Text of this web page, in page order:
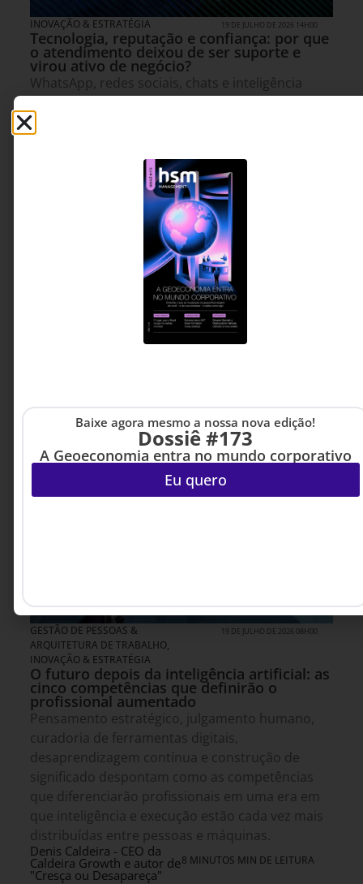
INOVAÇÃO & ESTRATÉGIA 19 DE JULHO DE 2026 14H00
Tecnologia, reputação e confiança: por que
o atendimento deixou de ser suporte e
virou ativo de negócio?
WhatsApp, redes sociais, chats e inteligência
artificial mudaram a forma como as empresas se
relacionam com seus clientes. O desafio agora
não é apenas responder mais rápido, mas
transformar cada interação em uma
oportunidade de fortalecer confiança, reputação
Edson Alves - CEO da
3 MINUTOS MIN DE LEITURA
GESTÃO DE PESSOAS &
ARQUITETURA DE TRABALHO,
INOVAÇÃO & ESTRATÉGIA
19 DE JULHO DE 2026 08H00
O futuro depois da inteligência artificial: as
cinco competências que definirão o
profissional aumentado
Pensamento estratégico, julgamento humano,
curadoria de ferramentas digitais,
desaprendizagem contínua e construção de
significado despontam como as competências
que diferenciarão profissionais em uma era em
que inteligência e execução estão cada vez mais
distribuídas entre pessoas e máquinas.
Denis Caldeira - CEO da
Caldeira Growth e autor de
"Cresça ou Desapareça"
8 MINUTOS MIN DE LEITURA
Baixe agora mesmo a nossa nova edição!
Dossiê #173
A Geoeconomia entra no mundo corporativo
Eu quero